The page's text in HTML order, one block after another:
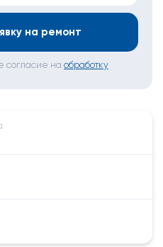
на ремонт
согласие на обработку